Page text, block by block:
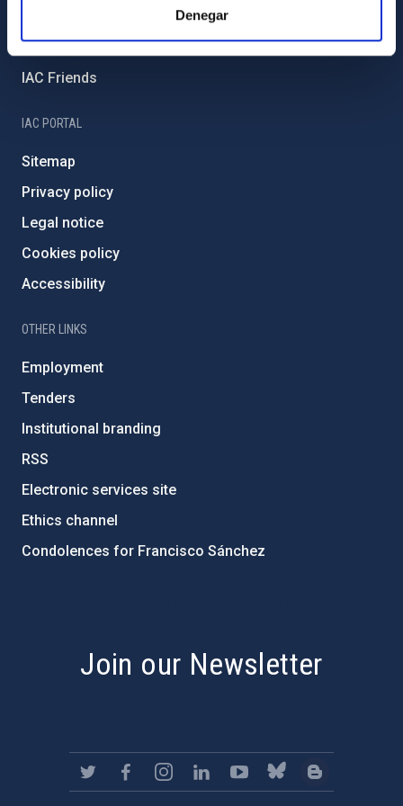
Denegar
Severo Ochoa Programme
IAC Friends
IAC PORTAL
Sitemap
Privacy policy
Legal notice
Cookies policy
Accessibility
OTHER LINKS
Employment
Tenders
Institutional branding
RSS
Electronic services site
Ethics channel
Condolences for Francisco Sánchez
Join our Newsletter